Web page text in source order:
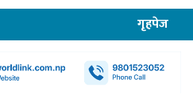
गृहपेज